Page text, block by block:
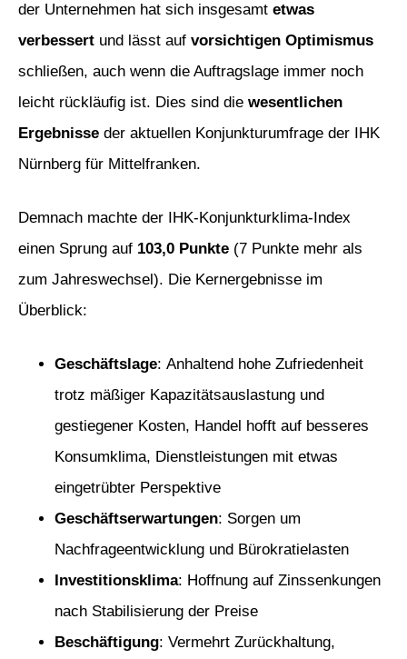
der Unternehmen hat sich insgesamt etwas
verbessert und lässt auf vorsichtigen Optimismus
schließen, auch wenn die Auftragslage immer noch
leicht rückläufig ist. Dies sind die wesentlichen
Ergebnisse der aktuellen Konjunkturumfrage der IHK
Nürnberg für Mittelfranken.
Demnach machte der IHK-Konjunkturklima-Index
einen Sprung auf 103,0 Punkte (7 Punkte mehr als
zum Jahreswechsel). Die Kernergebnisse im
Überblick:
Geschäftslage: Anhaltend hohe Zufriedenheit
trotz mäßiger Kapazitätsauslastung und
gestiegener Kosten, Handel hofft auf besseres
Konsumklima, Dienstleistungen mit etwas
eingetrübter Perspektive
Geschäftserwartungen: Sorgen um
Nachfrageentwicklung und Bürokratielasten
Investitionsklima: Hoffnung auf Zinssenkungen
nach Stabilisierung der Preise
Beschäftigung: Vermehrt Zurückhaltung,